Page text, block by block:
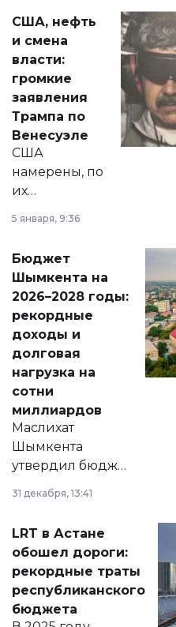
актуальных тем —
от слухов о
политических
реформах до
вопросов армии,
экономики и
личного здоровья.
США, нефть
и смена
власти:
громкие
заявления
Трампа по
Венесуэле
США
намерены, по
их
принести
народу
Венесуэлы.
5 января, 9:36
Бюджет
Шымкента на
2026–2028 годы:
рекордные
доходы и
долговая
нагрузка на
сотни
миллиардов
Маслихат
Шымкента
утвердил бюджет
города на 2026–
2028 годы.
документ
появился в базе
нормативных
правовых актов и
на сайте маслихат
31 декабря, 13:41
LRT в Астане
обошел дороги:
рекордные траты
республиканского
бюджета